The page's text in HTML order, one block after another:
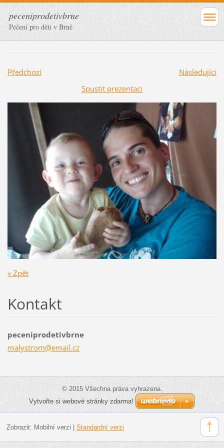
peceniprodetivbrne
Pečení pro děti v Brně
Předchozí
Následující
Spustit prezentaci
« Zpět
Kontakt
peceniprodetivbrne
malystrom@email.cz
© 2015 Všechna práva vyhrazena.
Vytvořte si webové stránky zdarma!
Zobrazit: Mobilní verzi Standardní verzi